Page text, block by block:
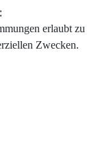
erlaubt zu
Zwecken.